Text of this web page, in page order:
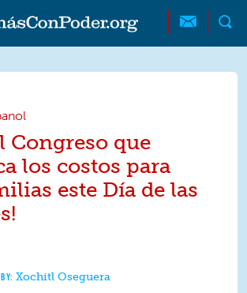
MamásConPoder
Congreso que
los costos para
este Día de las
Xochitl Oseguera